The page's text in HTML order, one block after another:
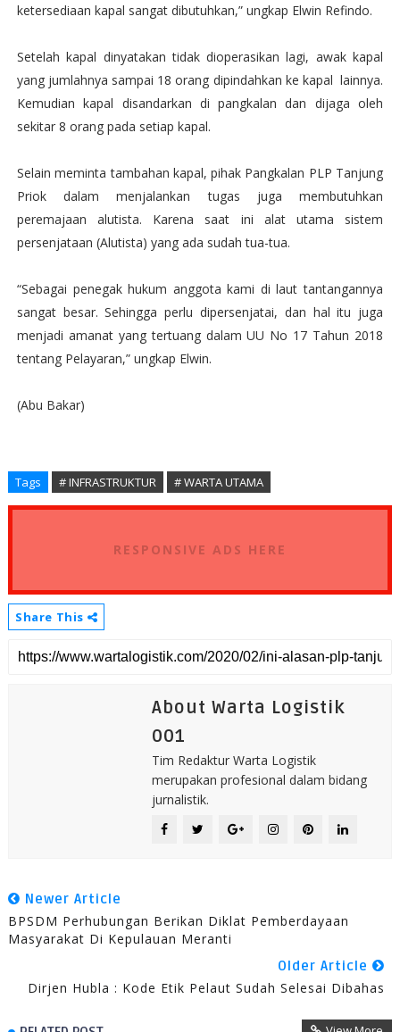
ketersediaan kapal sangat dibutuhkan,” ungkap Elwin Refindo.
Setelah kapal dinyatakan tidak dioperasikan lagi, awak kapal
yang jumlahnya sampai 18 orang dipindahkan ke kapal lainnya.
Kemudian kapal disandarkan di pangkalan dan dijaga oleh
sekitar 8 orang pada setiap kapal.
Selain meminta tambahan kapal, pihak Pangkalan PLP Tanjung
Priok dalam menjalankan tugas juga membutuhkan
peremajaan alutista. Karena saat ini alat utama sistem
persenjataan (Alutista) yang ada sudah tua-tua.
“Sebagai penegak hukum anggota kami di laut tantangannya
sangat besar. Sehingga perlu dipersenjatai, dan hal itu juga
menjadi amanat yang tertuang dalam UU No 17 Tahun 2018
tentang Pelayaran,” ungkap Elwin.
(Abu Bakar)
Tags # INFRASTRUKTUR # WARTA UTAMA
RESPONSIVE ADS HERE
Share This
About Warta Logistik
001
Tim Redaktur Warta Logistik
merupakan profesional dalam bidang
jurnalistik.
Newer Article
BPSDM Perhubungan Berikan Diklat Pemberdayaan
Masyarakat Di Kepulauan Meranti
Older Article
Dirjen Hubla : Kode Etik Pelaut Sudah Selesai Dibahas